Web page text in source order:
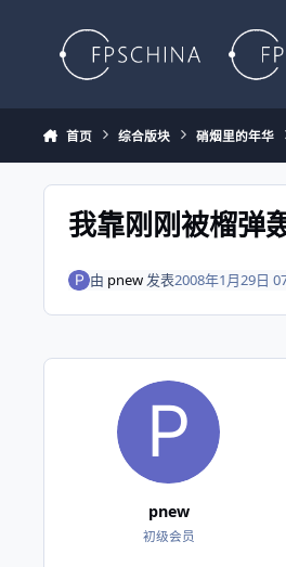
首页 综合版块 硝烟里的年华
我靠刚刚被榴弹
由 pnew发表2008年1月29日
pnew
初级会员